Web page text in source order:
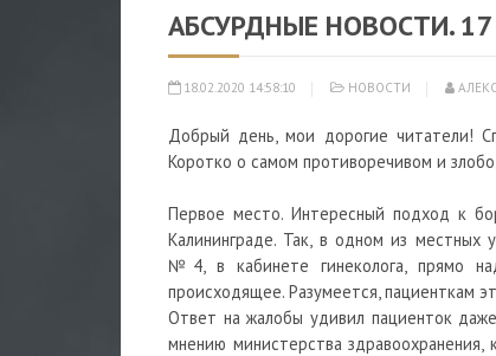
АБСУРДНЫЕ НОВОСТИ.
18.02.2020 14:58:10 НОВОСТИ
Добрый день, мои дорогие читатели!
Коротко о самом противоречивом и
Первое место. Интересный подход к
Калининграде. Так, в одном из местных
№4, в кабинете гинеколога, прямо
происходящее. Разумеется, пациенткам
Ответ на жалобы удивил пациенток
мнению министерства